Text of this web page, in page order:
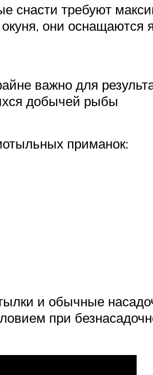
снасти требуют
они
важно для
добычей рыбы
приманок:
и обычные
при